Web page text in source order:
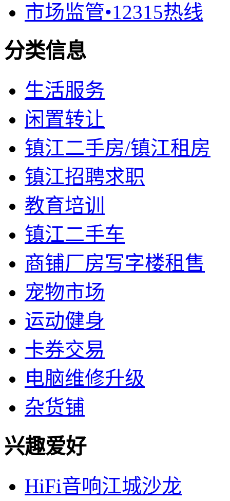
市场监管•12315热线
分类信息
生活服务
闲置转让
镇江二手房/镇江租房
镇江招聘求职
教育培训
镇江二手车
商铺厂房写字楼租售
宠物市场
运动健身
卡券交易
电脑维修升级
杂货铺
兴趣爱好
HiFi音响江城沙龙